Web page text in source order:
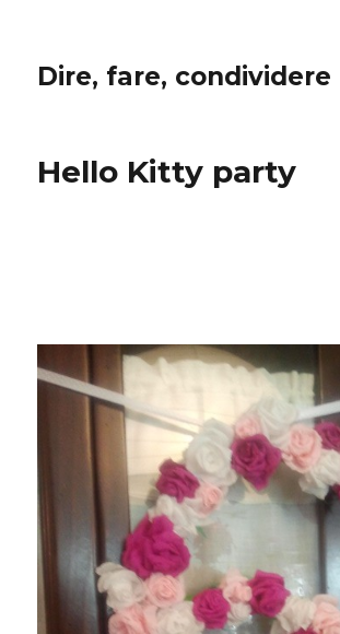
Dire, fare, condividere
Hello Kitty party